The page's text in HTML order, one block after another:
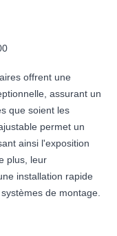
offrent une
assurant un
que soient les
permet un
ainsi l'exposition
plus, leur
installation rapide
de montage.